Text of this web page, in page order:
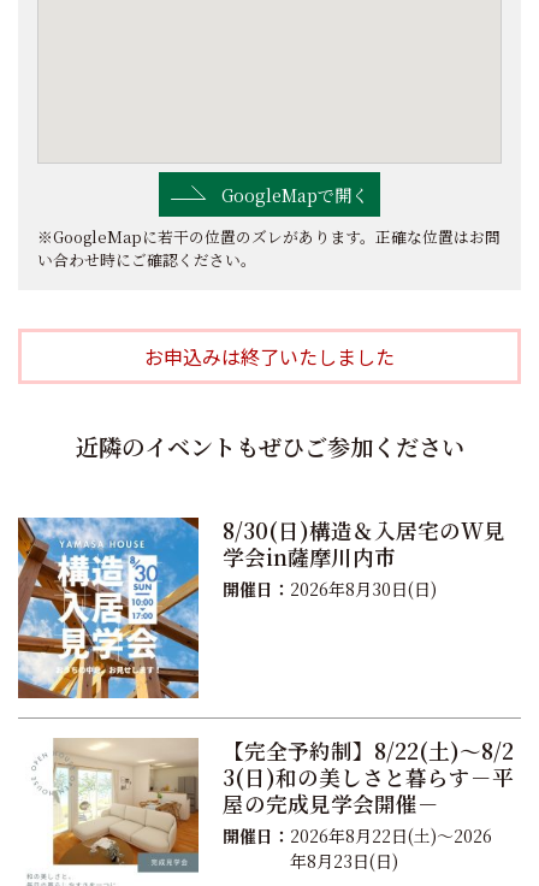
GoogleMapで開く
※GoogleMapに若干の位置のズレがあります。正確な位置はお問
い合わせ時にご確認ください。
お申込みは終了いたしました
近隣のイベントもぜひご参加ください
8/30(日)構造＆入居宅のW見
学会in薩摩川内市
開催日： 2026年8月30日(日)
【完全予約制】8/22(土)～8/2
3(日)和の美しさと暮らす－平
屋の完成見学会開催－
開催日： 2026年8月22日(土)～2026
年8月23日(日)